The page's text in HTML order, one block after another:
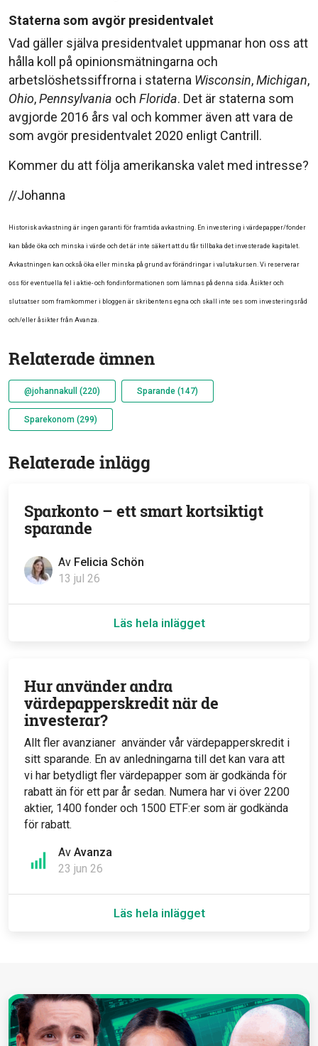
Staterna som avgör presidentvalet
Vad gäller själva presidentvalet uppmanar hon oss att
hålla koll på opinionsmätningarna och
arbetslöshetssiffrorna i staterna Wisconsin,Michigan,
Ohio,Pennsylvania och Florida. Det är staterna som
avgjorde 2016 års val och kommer även att vara de
som avgör presidentvalet 2020 enligt Cantrill.
Kommer du att följa amerikanska valet med intresse?
//Johanna
Historisk avkastning är ingen garanti för framtida avkastning. En investering i värdepapper/fonder
kan både öka och minska i värde och det är inte säkert att du får tillbaka det investerade kapitalet.
Avkastningen kan också öka eller minska på grund av förändringar i valutakursen. Vi reserverar
oss för eventuella fel i aktie- och fondinformationen som lämnas på denna sida. Åsikter och
slutsatser som framkommer i bloggen är skribentens egna och skall inte ses som investeringsråd
och/eller åsikter från Avanza.
Relaterade ämnen
@johannakull (220) Sparande (147)
Sparekonom (299)
Relaterade inlägg
Av Felicia Schön
13 jul 26
Sparkonto – ett smart kortsiktigt
sparande
Läs hela inlägget
Av Avanza
23 jun 26
Hur använder andra
värdepapperskredit när de
investerar?
Allt fler avanzianer använder vår värdepapperskredit i
sitt sparande. En av anledningarna till det kan vara att
vi har betydligt fler värdepapper som är godkända för
rabatt än för ett par år sedan. Numera har vi över 2200
aktier, 1400 fonder och 1500 ETF:er som är godkända
för rabatt.
Läs hela inlägget